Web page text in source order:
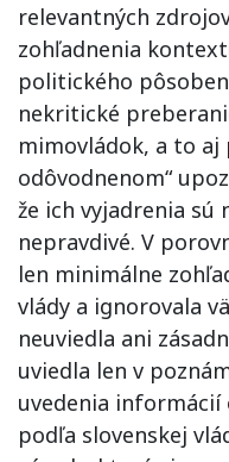
relevantných
zohľadnenia
politického
nekritické
mimovládok, a to aj
odôvodnenom“
že ich vyjadrenia sú
nepravdivé. V
len minimálne
vlády a ignorovala
neuviedla ani
uviedla len v
uvedenia informácií
podľa slovenskej